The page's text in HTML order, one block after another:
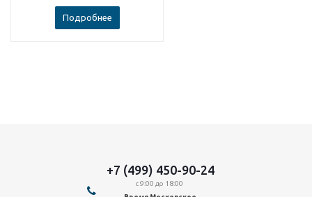
Подробнее
+7 (499) 450-90-24
с 9:00 до 18:00